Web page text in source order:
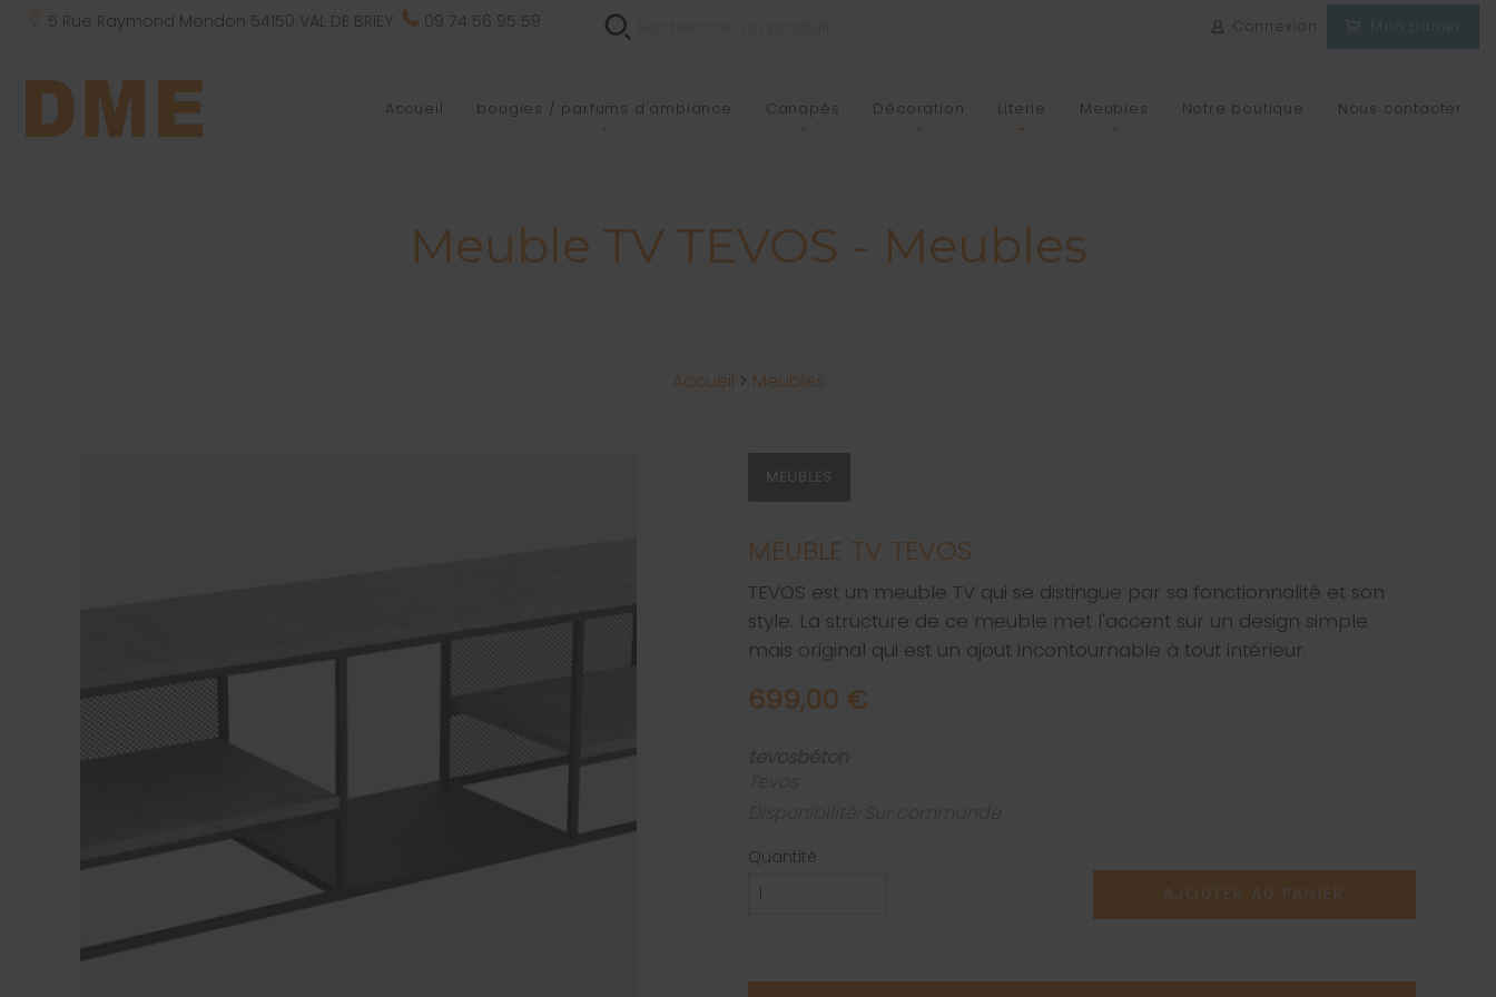
5 Rue Raymond Mondon 54150 VAL DE BRIEY 09 74 56 95 59 Connexion
Accueil bougies / parfums d'ambiance Canapés Décoration Literie Meubles Notre boutique Nous contacter
Meuble TV TEVOS - Meubles
Accueil > Meubles
MEUBLES
MEUBLE TV TEVOS
TEVOS est un meuble TV qui se distingue par sa fonctionnalité et son
style. La structure de ce meuble met l'accent sur un design simple
mais original qui est un ajout incontournable à tout intérieur.
699,00 €
Quantité
AJOUTER AU PANIER